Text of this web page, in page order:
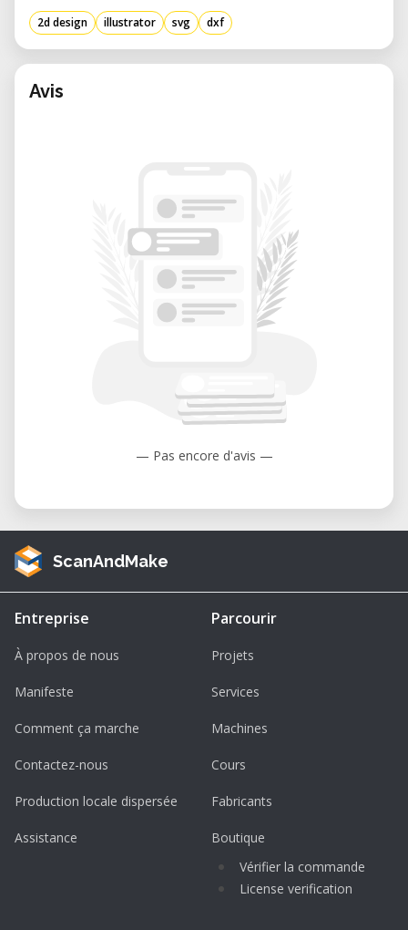
2d design illustrator svg dxf
Avis
— Pas encore d'avis —
ScanAndMake
Entreprise
À propos de nous
Manifeste
Comment ça marche
Contactez-nous
Production locale dispersée
Assistance
Parcourir
Projets
Services
Machines
Cours
Fabricants
Boutique
Vérifier la commande
License verification